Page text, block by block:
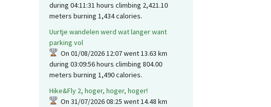
during 04:11:31 hours climbing 2,421.10
meters burning 1,434 calories.
Uurtje wandelen werd wat langer want
parking vol
On 01/08/2026 12:07 went 13.63 km
during 03:09:56 hours climbing 804.00
meters burning 1,490 calories.
Hike&Fly 2, hoger, hoger, hoger!
On 31/07/2026 08:25 went 14.48 km